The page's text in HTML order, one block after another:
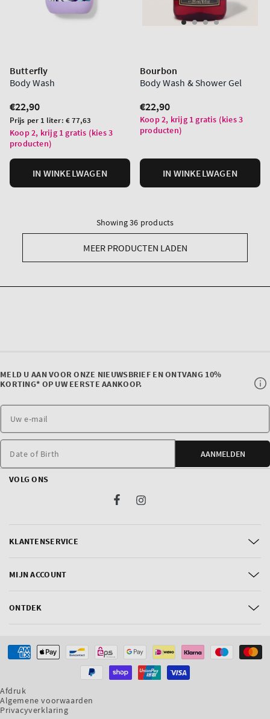
Butterfly
Body Wash
Normale
prijs
€22,90
Prijs
per
eenheid
Prijs per 1 liter: € 77,63
Koop 2, krijg 1 gratis (kies 3
producten)
IN WINKELWAGEN
Bourbon
Body Wash & Shower Gel
Normale
prijs
€22,90
Koop 2, krijg 1 gratis (kies 3
producten)
IN WINKELWAGEN
Showing 36 products
MEER PRODUCTEN LADEN
KLANTENSERVICE
MIJN ACCOUNT
ONTDEK
MELD U AAN VOOR ONZE NIEUWSBRIEF EN ONTVANG 10%
KORTING* OP UW EERSTE AANKOOP.
Date of Birth AANMELDEN
VOLG ONS
FacebookInstagram
Afdruk
Algemene voorwaarden
Privacyverklaring
Betaalmethoden